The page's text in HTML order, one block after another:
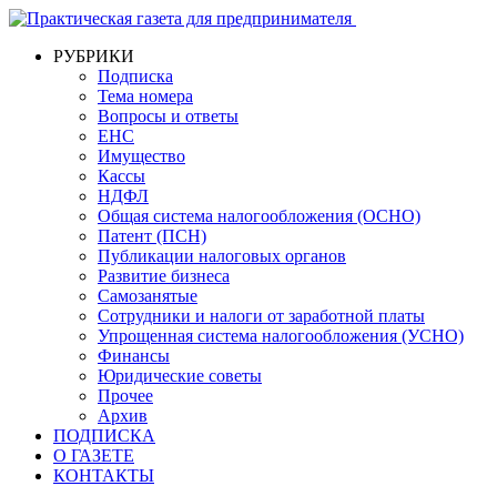
РУБРИКИ
Подписка
Тема номера
Вопросы и ответы
ЕНС
Имущество
Кассы
НДФЛ
Общая система налогообложения (ОСНО)
Патент (ПСН)
Публикации налоговых органов
Развитие бизнеса
Самозанятые
Сотрудники и налоги от заработной платы
Упрощенная система налогообложения (УСНО)
Финансы
Юридические советы
Прочее
Архив
ПОДПИСКА
О ГАЗЕТЕ
КОНТАКТЫ